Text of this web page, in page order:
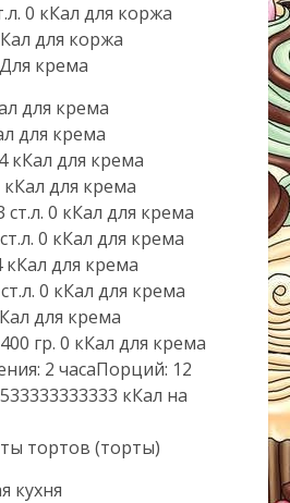
0 кКал для коржа
для коржа
крема
для крема
для крема
кКал для крема
для крема
0 кКал для крема
0 кКал для крема
кКал для крема
0 кКал для крема
для крема
гр. 0 кКал для крема
2 часаПорций: 12
кКал на
тортов (торты)
кухня